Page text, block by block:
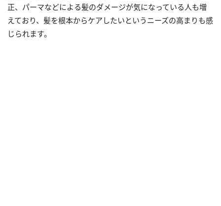
正、パーマなどによる髪のダメージが気になっている人も増
えており、髪を根本からケアしたいというニーズの高まりも感
じられます。